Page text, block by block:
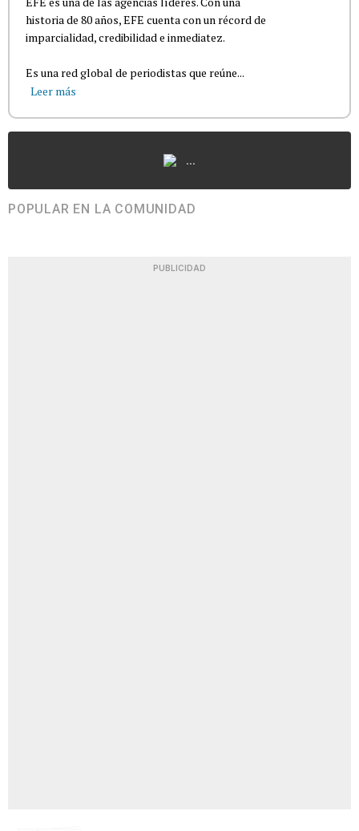
historia de 80 años, EFE cuenta con un récord de
imparcialidad, credibilidad e inmediatez.
Es una red global de periodistas que reúne...
Leer más
...
POPULAR EN LA COMUNIDAD
PUBLICIDAD